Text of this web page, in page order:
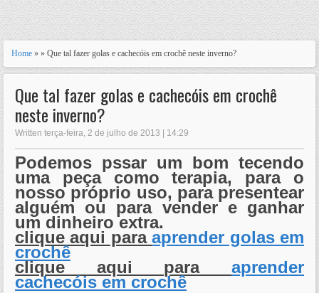
Home » » Que tal fazer golas e cachecóis em crochê neste inverno?
Que tal fazer golas e cachecóis em crochê
neste inverno?
Written terça-feira, 2 de julho de 2013 | 14:29
Podemos pssar um bom tecendo
uma peça como terapia, para o
nosso próprio uso, para presentear
alguém ou para vender e ganhar
um dinheiro extra.
clique aqui paraaprender golas em
crochê
clique aqui para aprender
cachecóis em crochê